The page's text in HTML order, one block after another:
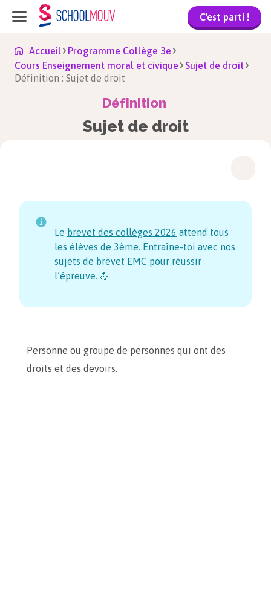
C'est parti !
Accueil
Programme Collège 3e
Cours Enseignement moral et civique
Sujet de droit
Définition : Sujet de droit
Définition
Sujet de droit
Le brevet des collèges 2026 attend tous
les élèves de 3ème. Entraîne-toi avec nos
sujets de brevet EMC pour réussir
l’épreuve. 💪
Personne ou groupe de personnes qui ont des
droits et des devoirs.